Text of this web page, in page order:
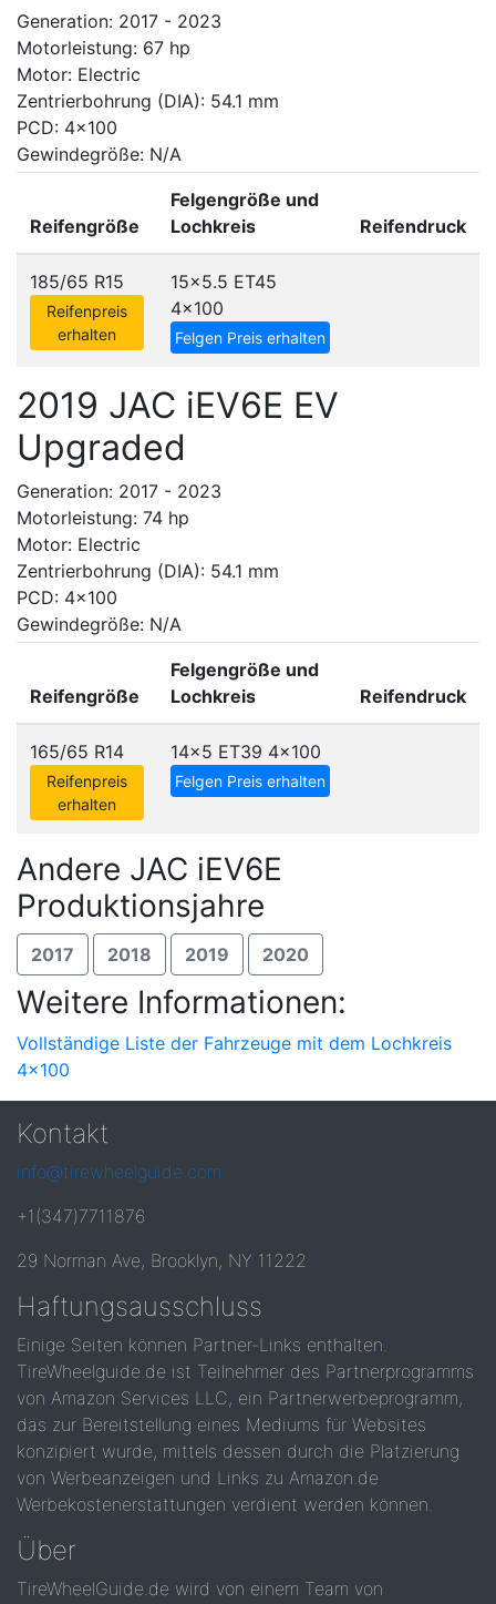
Generation: 2017 - 2023
Motorleistung: 67 hp
Motor: Electric
Zentrierbohrung (DIA): 54.1 mm
PCD: 4x100
Gewindegröße: N/A
Reifengröße
Felgengröße und
Lochkreis
Reifendruck
185/65 R15
Reifenpreis
erhalten
15x5.5 ET45
4x100
Felgen Preis erhalten
2019 JAC iEV6E EV
Upgraded
Generation: 2017 - 2023
Motorleistung: 74 hp
Motor: Electric
Zentrierbohrung (DIA): 54.1 mm
PCD: 4x100
Gewindegröße: N/A
Reifengröße
Felgengröße und
Lochkreis
Reifendruck
165/65 R14
Reifenpreis
erhalten
14x5 ET39 4x100
Felgen Preis erhalten
Andere JAC iEV6E
Produktionsjahre
2017 2018 2019 2020
Weitere Informationen:
Vollständige Liste der Fahrzeuge mit dem Lochkreis
4x100
Kontakt
info@tirewheelguide.com
+1(347)7711876
29 Norman Ave, Brooklyn, NY 11222
Haftungsausschluss
Einige Seiten können Partner-Links enthalten.
TireWheelguide.de ist Teilnehmer des Partnerprogramms
von Amazon Services LLC, ein Partnerwerbeprogramm,
das zur Bereitstellung eines Mediums für Websites
konzipiert wurde, mittels dessen durch die Platzierung
von Werbeanzeigen und Links zu Amazon.de
Werbekostenerstattungen verdient werden können.
Über
TireWheelGuide.de wird von einem Team von